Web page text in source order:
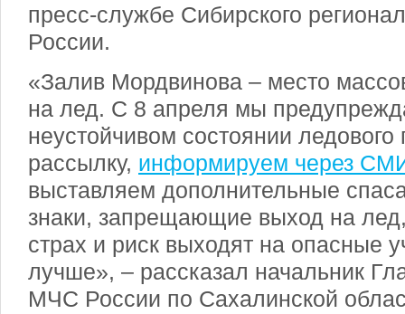
пресс-службе Сибирского
России.
«Залив Мордвинова – место
на лед. С 8 апреля мы
неустойчивом состоянии
рассылку, информируем через
выставляем дополнительные
знаки, запрещающие выход на
страх и риск выходят на опасные
лучше», – рассказал начальник
МЧС России по Сахалинской